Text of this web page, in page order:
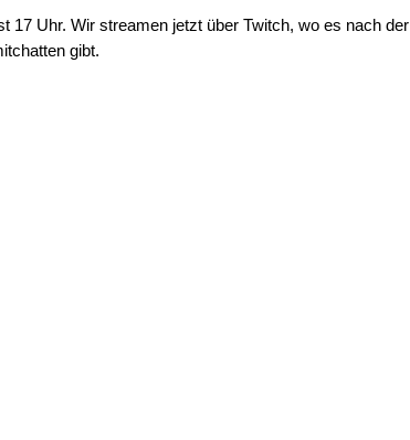
17 Uhr. Wir streamen jetzt über Twitch, wo es nach der
gibt.